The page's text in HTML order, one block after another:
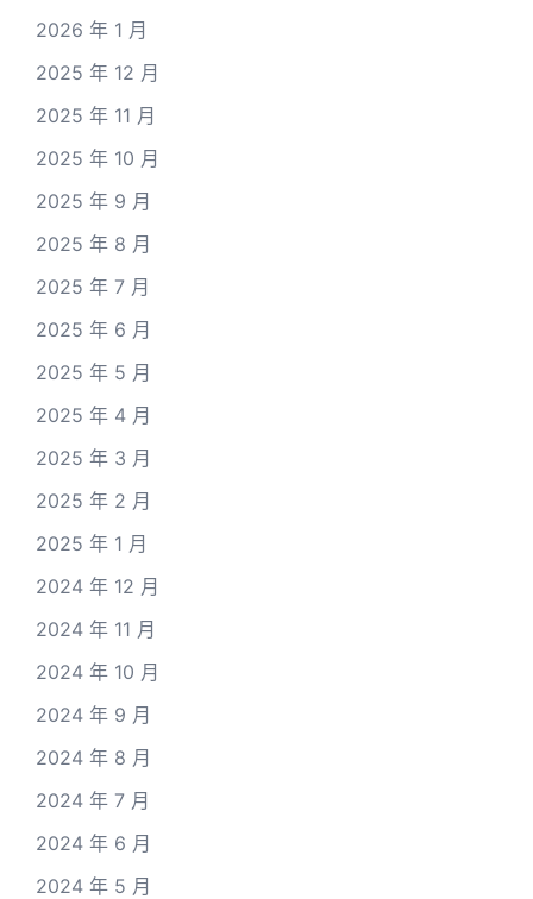
2026 年 1 月
2025 年 12 月
2025 年 11 月
2025 年 10 月
2025 年 9 月
2025 年 8 月
2025 年 7 月
2025 年 6 月
2025 年 5 月
2025 年 4 月
2025 年 3 月
2025 年 2 月
2025 年 1 月
2024 年 12 月
2024 年 11 月
2024 年 10 月
2024 年 9 月
2024 年 8 月
2024 年 7 月
2024 年 6 月
2024 年 5 月